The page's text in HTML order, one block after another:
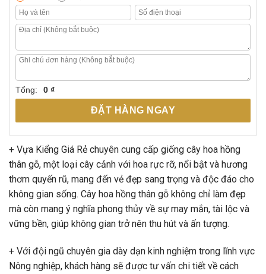
Tổng: 0 ₫
ĐẶT HÀNG NGAY
+ Vựa Kiểng Giá Rẻ chuyên cung cấp giống cây hoa hồng
thân gỗ, một loại cây cảnh với hoa rực rỡ, nổi bật và hương
thơm quyến rũ, mang đến vẻ đẹp sang trọng và độc đáo cho
không gian sống. Cây hoa hồng thân gỗ không chỉ làm đẹp
mà còn mang ý nghĩa phong thủy về sự may mắn, tài lộc và
vững bền, giúp không gian trở nên thu hút và ấn tượng.
+ Với đội ngũ chuyên gia dày dạn kinh nghiệm trong lĩnh vực
Nông nghiệp, khách hàng sẽ được tư vấn chi tiết về cách